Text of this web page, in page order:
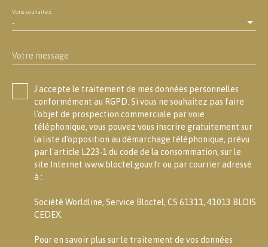
-
Vous souhaitez
Votre message
J'accepte le traitement de mes données personnelles
conformément au RGPD. Si vous ne souhaitez pas faire
l'objet de prospection commerciale par voie
téléphonique, vous pouvez vous inscrire gratuitement sur
la liste d'opposition au démarchage téléphonique, prévu
par l'article L223-1 du code de la consommation, sur le
site Internet www.bloctel.gouv.fr ou par courrier adressé
à :
Société Worldline, Service Bloctel, CS 61311, 41013 BLOIS
CEDEX.
Pour en savoir plus sur le traitement de vos données